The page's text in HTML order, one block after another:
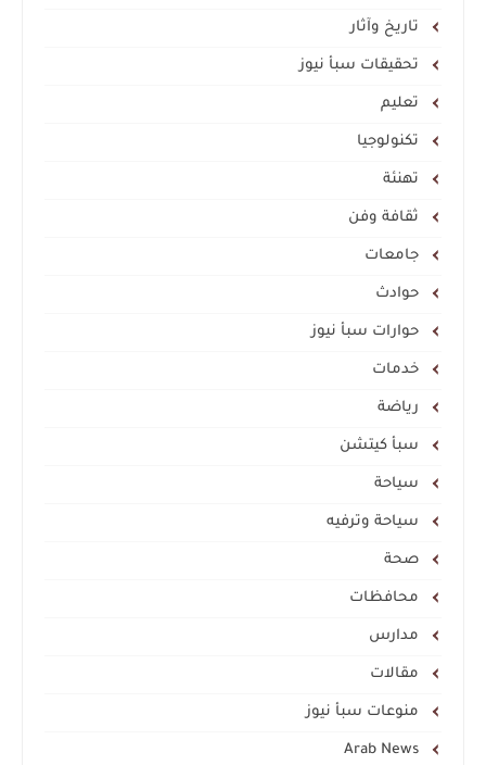
تاريخ وآثار
تحقيقات سبأ نيوز
تعليم
تكنولوجيا
تهنئة
ثقافة وفن
جامعات
حوادث
حوارات سبأ نيوز
خدمات
رياضة
سبأ كيتشن
سياحة
سياحة وترفيه
صحة
محافظات
مدارس
مقالات
منوعات سبأ نيوز
Arab News